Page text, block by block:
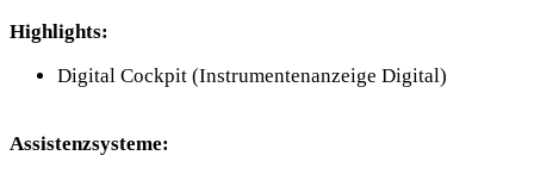
Highlights:
Digital Cockpit (Instrumentenanzeige Digital)
Assistenzsysteme: